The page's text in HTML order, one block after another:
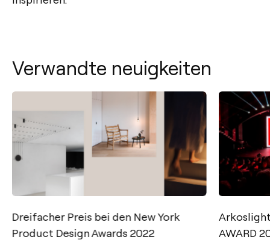
Verwandte neuigkeiten
Dreifacher Preis bei den New York
Product Design Awards 2022
AWARD
Kontakt